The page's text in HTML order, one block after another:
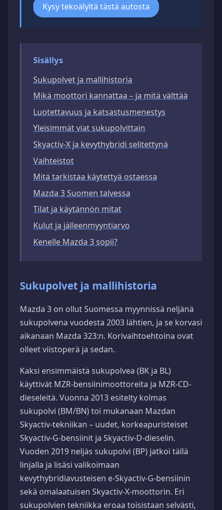
Kysy tekoälyltä tästä autosta
Sisällys
Sukupolvet ja mallihistoria
Mikä moottori kannattaa – ja mitä välttää
Luotettavuus ja katsastusmenestys
Yleisimmät viat sukupolvittain
Skyactiv-X ja kevythybridi selitettynä
Vaihteistot
Mitä tarkistaa käytettyä ostaessa
Mazda 3 Suomen talvessa
Tilat ja käytännön mitat
Kulut ja jälleenmyyntiarvo
Kenelle Mazda 3 sopii?
Sukupolvet ja mallihistoria
Mazda 3 on ollut Suomessa myynnissä neljänä
sukupolvena vuodesta 2003 lähtien, ja se korvasi
aikanaan Mazda 323:n. Korivaihtoehtoina ovat
olleet viistoperä ja sedan.
Kaksi ensimmäistä sukupolvea (BK ja BL)
käyttivät MZR-bensiinimoottoreita ja MZR-CD-
dieseleitä. Vuonna 2013 esitelty kolmas
sukupolvi (BM/BN) toi mukanaan Mazdan
Skyactiv-tekniikan – uudet, korkeapuristeiset
Skyactiv-G-bensiinit ja Skyactiv-D-dieselin.
Vuoden 2019 neljäs sukupolvi (BP) jatkoi tällä
linjalla ja lisäsi valikoimaan
kevythybridiavusteisen e-Skyactiv-G-bensiinin
sekä omalaatuisen Skyactiv-X-moottorin. Eri
sukupolvien tekniikka eroaa toisistaan selvästi,